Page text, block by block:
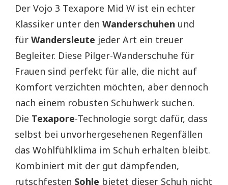
Der Vojo 3 Texapore Mid W ist ein echter
Klassiker unter den Wanderschuhen und
für Wandersleute jeder Art ein treuer
Begleiter. Diese Pilger-Wanderschuhe für
Frauen sind perfekt für alle, die nicht auf
Komfort verzichten möchten, aber dennoch
nach einem robusten Schuhwerk suchen.
Die Texapore-Technologie sorgt dafür, dass
selbst bei unvorhergesehenen Regenfällen
das Wohlfühlklima im Schuh erhalten bleibt.
Kombiniert mit der gut dämpfenden,
rutschfesten Sohle bietet dieser Schuh nicht